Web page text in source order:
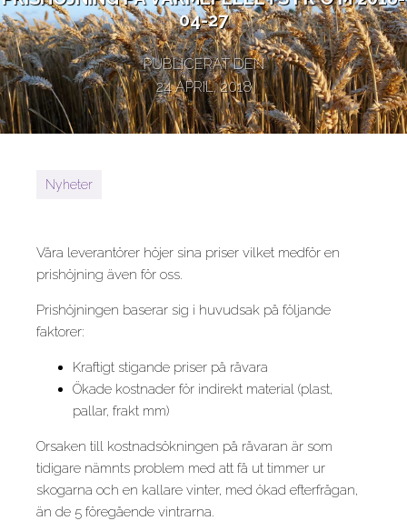
04-27
PUBLICERAT DEN
24 APRIL, 2018
Nyheter
Våra leverantörer höjer sina priser vilket medför en
prishöjning även för oss.
Prishöjningen baserar sig i huvudsak på följande
faktorer:
Kraftigt stigande priser på råvara
Ökade kostnader för indirekt material (plast,
pallar, frakt mm)
Orsaken till kostnadsökningen på råvaran är som
tidigare nämnts problem med att få ut timmer ur
skogarna och en kallare vinter, med ökad efterfrågan,
än de 5 föregående vintrarna.